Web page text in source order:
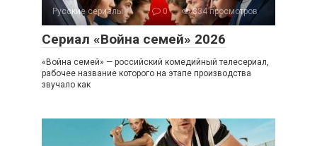
Русские сериалы 0 334 просмотров
Сериал «Война семей» 2026
«Война семей» — российский комедийный телесериал,
рабочее название которого на этапе производства
звучало как